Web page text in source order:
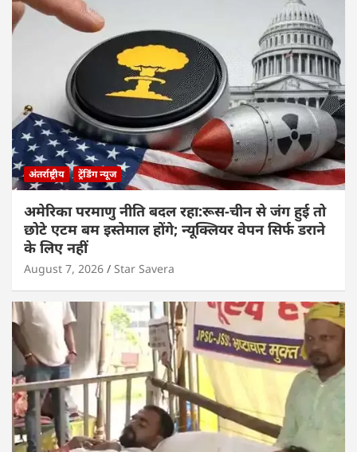
अंतर्राष्ट्रीय ट्रेंडिंग न्यूज
अमेरिका परमाणु नीति बदल रहा:रूस-चीन से जंग हुई तो
छोटे एटम बम इस्तेमाल होंगे; न्यूक्लियर वेपन सिर्फ डराने
के लिए नहीं
August 7, 2026 Star Savera